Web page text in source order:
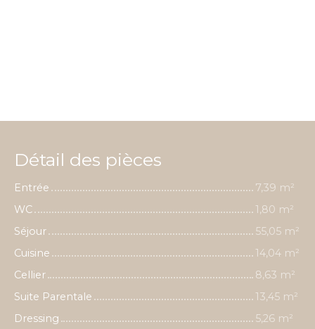
Détail des pièces
Entrée
7,39 m²
WC
1,80 m²
Séjour
55,05 m²
Cuisine
14,04 m²
Cellier
8,63 m²
Suite Parentale
13,45 m²
Dressing
5,26 m²